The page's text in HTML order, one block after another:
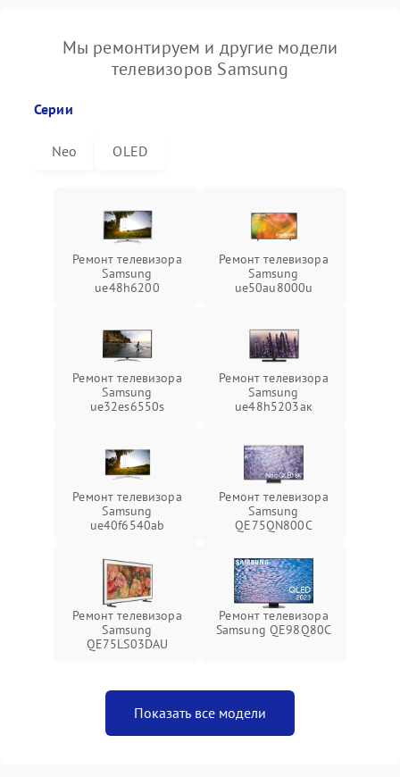
Мы ремонтируем и другие модели
телевизоров Samsung
Серии
Neo OLED
Ремонт телевизора
Samsung
ue48h6200
Ремонт телевизора
Samsung
ue50au8000u
Ремонт телевизора
Samsung
ue32es6550s
Ремонт телевизора
Samsung
ue48h5203aк
Ремонт телевизора
Samsung
ue40f6540ab
Ремонт телевизора
Samsung
QE75QN800C
Ремонт телевизора
Samsung
QE75LS03DAU
Ремонт телевизора
Samsung QE98Q80C
Показать все модели